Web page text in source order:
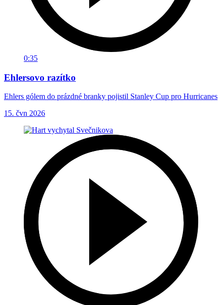
0:35
Ehlersovo razítko
Ehlers gólem do prázdné branky pojistil Stanley Cup pro Hurricanes
15. čvn 2026